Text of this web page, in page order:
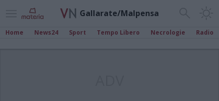
Gallarate/Malpensa
Home News24 Sport Tempo Libero Necrologie Radio